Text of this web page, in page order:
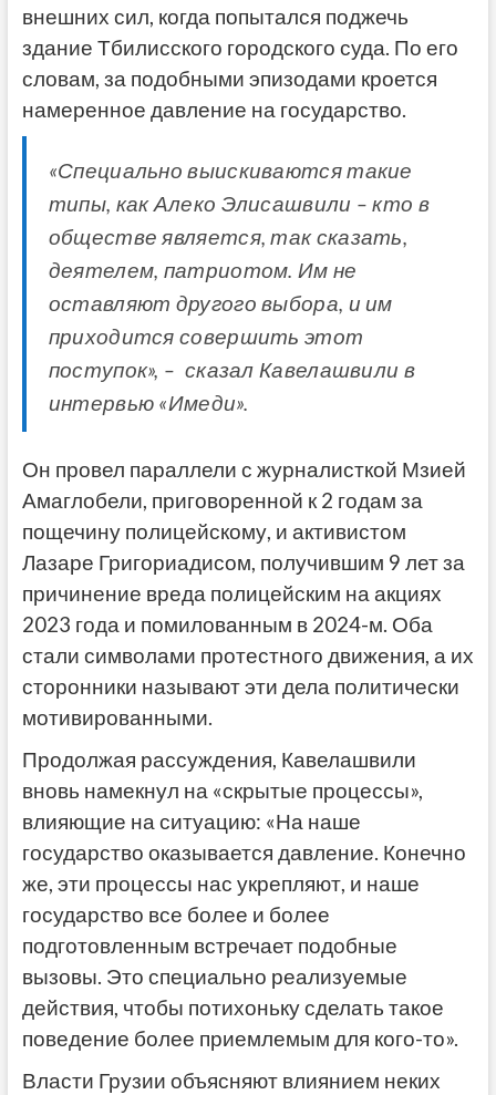
внешних сил, когда попытался поджечь
здание Тбилисского городского суда. По его
словам, за подобными эпизодами кроется
намеренное давление на государство.
«Специально выискиваются такие
типы, как Алеко Элисашвили – кто в
обществе является, так сказать,
деятелем, патриотом. Им не
оставляют другого выбора, и им
приходится совершить этот
поступок», – сказал Кавелашвили в
интервью «Имеди».
Он провел параллели с журналисткой Мзией
Амаглобели, приговоренной к 2 годам за
пощечину полицейскому, и активистом
Лазаре Григориадисом, получившим 9 лет за
причинение вреда полицейским на акциях
2023 года и помилованным в 2024-м. Оба
стали символами протестного движения, а их
сторонники называют эти дела политически
мотивированными.
Продолжая рассуждения, Кавелашвили
вновь намекнул на «скрытые процессы»,
влияющие на ситуацию: «На наше
государство оказывается давление. Конечно
же, эти процессы нас укрепляют, и наше
государство все более и более
подготовленным встречает подобные
вызовы. Это специально реализуемые
действия, чтобы потихоньку сделать такое
поведение более приемлемым для кого-то».
Власти Грузии объясняют влиянием неких